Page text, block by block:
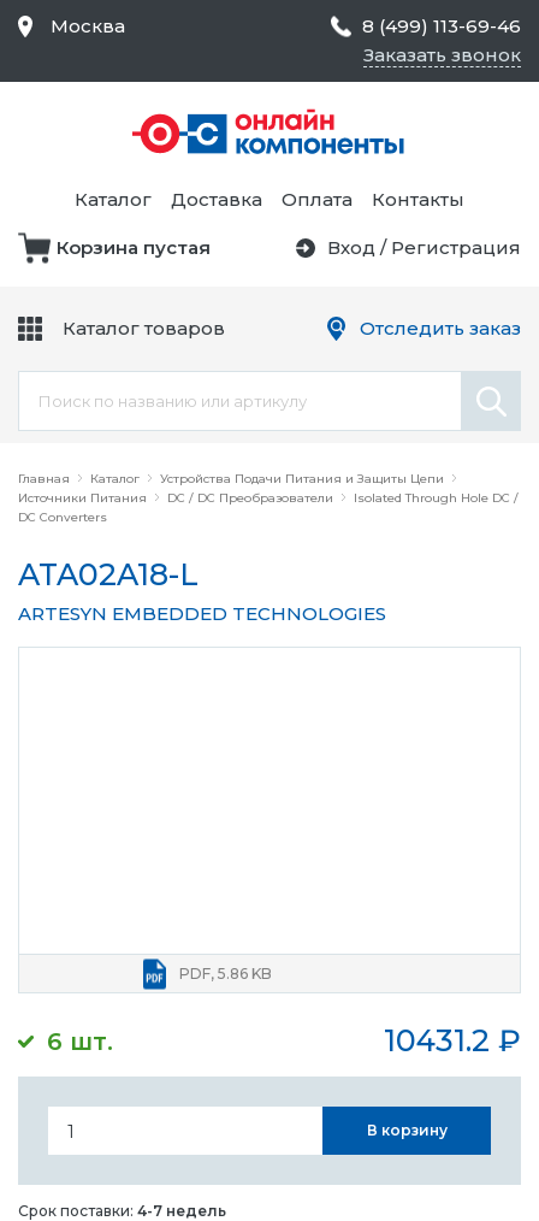
Главная Каталог
Устройства Подачи Питания и Защиты Цепи
Источники Питания
DC / DC Преобразователи
Isolated Through Hole DC /
DC Converters
ATA02A18-L
ARTESYN EMBEDDED TECHNOLOGIES
6 шт. 10431.2 ₽
PDF, 5.86 KB
В корзину
Срок поставки: 4-7 недель
Москва
8 (499) 113-69-46
Заказать звонок
Каталог Доставка Оплата Контакты
Корзина пустая Вход / Регистрация
Каталог товаров
Средства Контроля
Статического
Электричества и
Безопасности,
Товары для Чистых
Цепи
Оборудование
Отследить заказ